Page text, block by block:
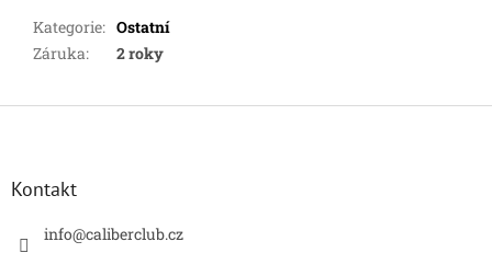
Kategorie: Ostatní
Záruka: 2 roky
Z
Kontakt
info@caliberclub.cz